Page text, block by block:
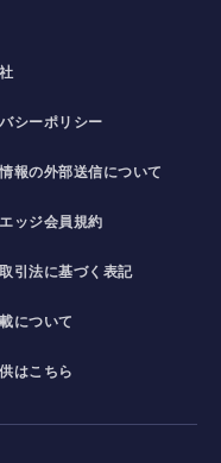
シーポリシー
報の外部送信について
ッジ会員規約
引法に基づく表記
について
はこちら